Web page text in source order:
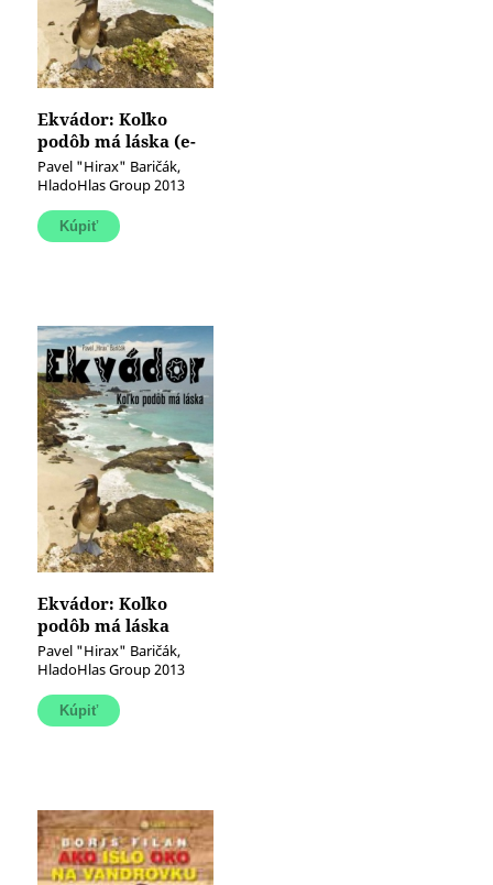
Ekvádor: Koľko
podôb má láska (e-
kniha)
Pavel "Hirax" Baričák,
HladoHlas Group 2013
Ekvádor: Koľko
podôb má láska
Pavel "Hirax" Baričák,
HladoHlas Group 2013